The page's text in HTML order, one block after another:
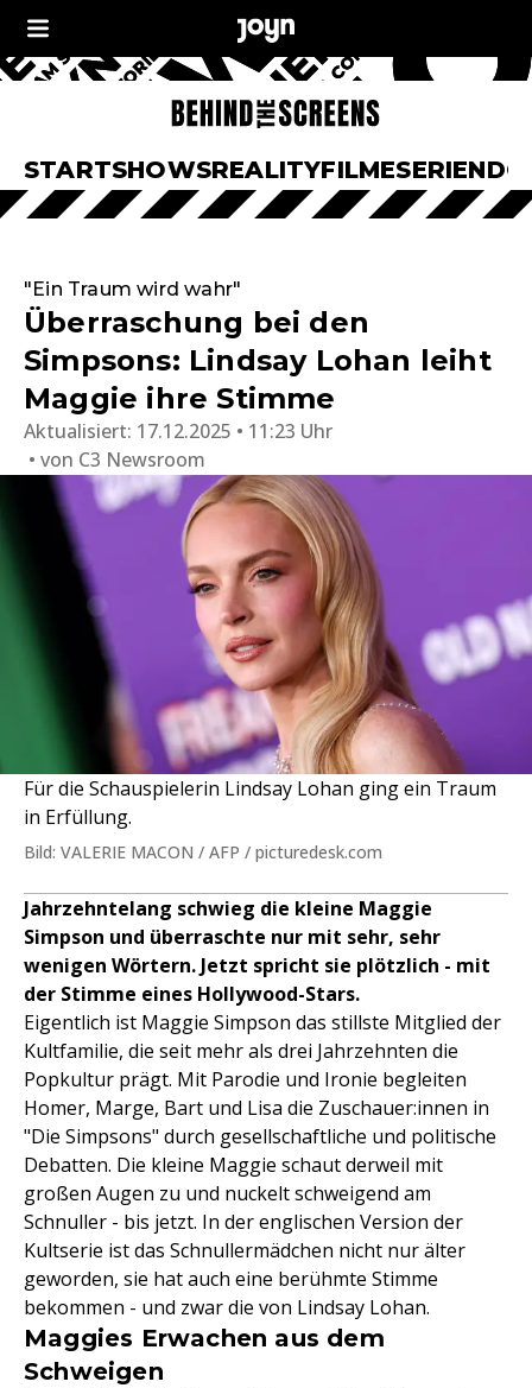
STARTSHOWSREALITYFILMESERIEN
"Ein Traum wird wahr"
Überraschung bei den
Simpsons: Lindsay Lohan leiht
Maggie ihre Stimme
Aktualisiert: 17.12.2025 • 11:23 Uhr
von C3 Newsroom
Für die Schauspielerin Lindsay Lohan ging ein Traum
in Erfüllung.
Bild: VALERIE MACON / AFP / picturedesk.com
Jahrzehntelang schwieg die kleine Maggie
Simpson und überraschte nur mit sehr, sehr
wenigen Wörtern. Jetzt spricht sie plötzlich - mit
der Stimme eines Hollywood-Stars.
Eigentlich ist Maggie Simpson das stillste Mitglied der
Kultfamilie, die seit mehr als drei Jahrzehnten die
Popkultur prägt. Mit Parodie und Ironie begleiten
Homer, Marge, Bart und Lisa die Zuschauer:innen in
"Die Simpsons" durch gesellschaftliche und politische
Debatten. Die kleine Maggie schaut derweil mit
großen Augen zu und nuckelt schweigend am
Schnuller - bis jetzt. In der englischen Version der
Kultserie ist das Schnullermädchen nicht nur älter
geworden, sie hat auch eine berühmte Stimme
bekommen - und zwar die von Lindsay Lohan.
Maggies Erwachen aus dem
Schweigen